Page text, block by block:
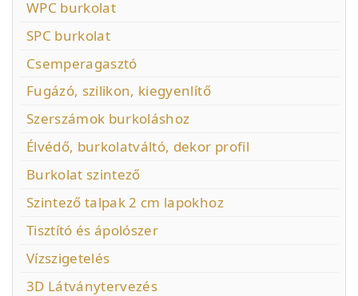
WPC burkolat
SPC burkolat
Csemperagasztó
Fugázó, szilikon, kiegyenlítő
Szerszámok burkoláshoz
Élvédő, burkolatváltó, dekor profil
Burkolat szintező
Szintező talpak 2 cm lapokhoz
Tisztító és ápolószer
Vízszigetelés
3D Látványtervezés